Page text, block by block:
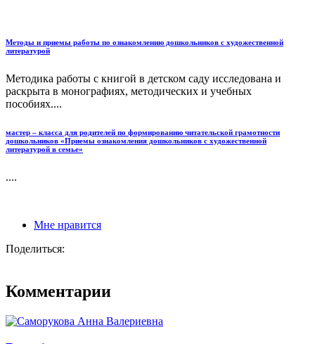
Методы и приемы работы по ознакомлению дошкольников с художественной
литературой
Методика работы с книгой в детском саду исследована и
раскрыта в монографиях, методических и учебных
пособиях....
мастер – класса для родителей по формированию читательской грамотности
дошкольников «Приемы ознакомления дошкольников с художественной
литературой в семье»
....
Мне нравится
Поделиться:
Комментарии